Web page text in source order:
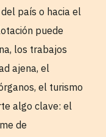
país o hacia el
puede
los trabajos
ajena, el
el turismo
algo clave: el
de